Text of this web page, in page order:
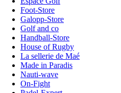
Foot-Store
Galopp-Store
Golf and co
Handball-Store
House of Rugby
La sellerie de Maé
Made in Paradis
Nauti-wave
On-Fight